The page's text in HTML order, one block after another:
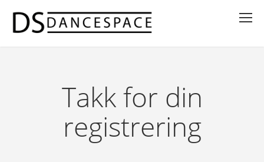
Takk for din
registrering